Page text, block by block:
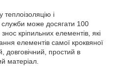
теплоізоляцію і
служби може досягати 100
кріпильних елементів, які
елементів самої кроквяної
довговічний, простий в
матеріал.